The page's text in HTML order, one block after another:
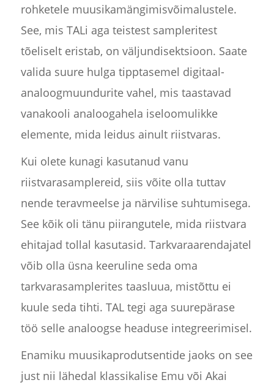
rohketele muusikamängimisvõimalustele.
See, mis TALi aga teistest sampleritest
tõeliselt eristab, on väljundisektsioon. Saate
valida suure hulga tipptasemel digitaal-
analoogmuundurite vahel, mis taastavad
vanakooli analoogahela iseloomulikke
elemente, mida leidus ainult riistvaras.
Kui olete kunagi kasutanud vanu
riistvarasamplereid, siis võite olla tuttav
nende teravmeelse ja närvilise suhtumisega.
See kõik oli tänu piirangutele, mida riistvara
ehitajad tollal kasutasid. Tarkvaraarendajatel
võib olla üsna keeruline seda oma
tarkvarasamplerites taasluua, mistõttu ei
kuule seda tihti. TAL tegi aga suurepärase
töö selle analoogse headuse integreerimisel.
Enamiku muusikaprodutsentide jaoks on see
just nii lähedal klassikalise Emu või Akai